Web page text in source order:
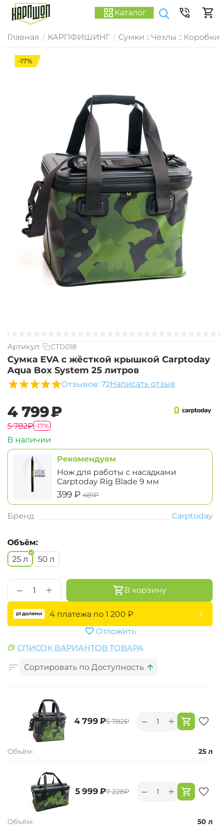
Каталог
Главная / КАРПФИШИНГ / Сумки :: Чехлы :: Коробки
-17%
Артикул: CTD018
Сумка EVA с жёсткой крышкой Carptoday
Aqua Box System 25 литров
Отзывов: 72Написать отзыв
‍4 799‍₽
‍5 782‍₽-17%
В наличии
Рекомендуем
Нож для работы с насадками
Carptoday Rig Blade 9 мм
‍399‍ ₽ ‍481‍₽
Бренд Carptoday
Объём:
25 л
50 л
+
− В корзину
4 платежа по 1 200 ₽
Отложить
СПИСОК ВАРИАНТОВ ТОВАРА
Сортировать по Доступность
‍4 799‍ ₽‍5 782‍₽ +
−
Объём: 25 л
‍5 999‍ ₽‍7 228‍₽ +
−
Объём: 50 л